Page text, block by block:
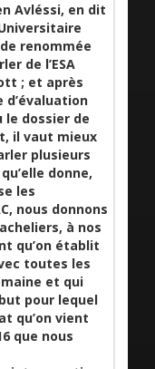
Avléssi, en dit
renommée
de l’ESA
; et après
le dossier de
il vaut mieux
plusieurs
donne,
les
nous donnons
à nos
qu’on établit
toutes les
et qui
pour lequel
qu’on vient
que nous